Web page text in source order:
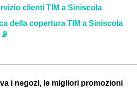
clienti TIM a Siniscola
della copertura TIM a Siniscola
i negozi, le migliori promozioni